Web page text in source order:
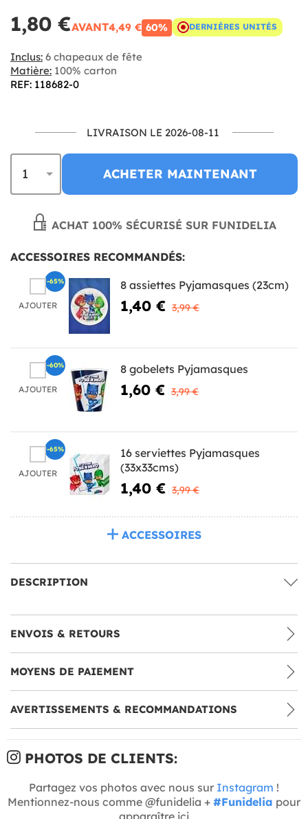
1,80 €AVANT4,49 € 60% DERNIÈRES UNITÉS
Inclus: 6 chapeaux de fête
Matière: 100% carton
REF: 118682-0
LIVRAISON LE 2026-08-11
ACHETER MAINTENANT
ACHAT 100% SÉCURISÉ SUR FUNIDELIA
ACCESSOIRES RECOMMANDÉS:
AJOUTER
8 assiettes Pyjamasques (23cm)
1,40 € 3,99 €
-65%
AJOUTER
8 gobelets Pyjamasques
1,60 € 3,99 €
-60%
AJOUTER
16 serviettes Pyjamasques
(33x33cms)
1,40 € 3,99 €
-65%
ACCESSOIRES
DESCRIPTION
ENVOIS & RETOURS
MOYENS DE PAIEMENT
AVERTISSEMENTS & RECOMMANDATIONS
PHOTOS DE CLIENTS:
Partagez vos photos avec nous sur Instagram !
Mentionnez-nous comme @funidelia + #Funidelia pour
apparaître ici